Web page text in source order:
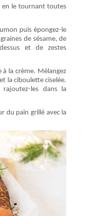
en le tournant toutes
puis épongez-le
de sésame, de
et de zestes
à la crème. Mélangez
la ciboulette ciselée.
rajoutez-les dans la
du pain grillé avec la